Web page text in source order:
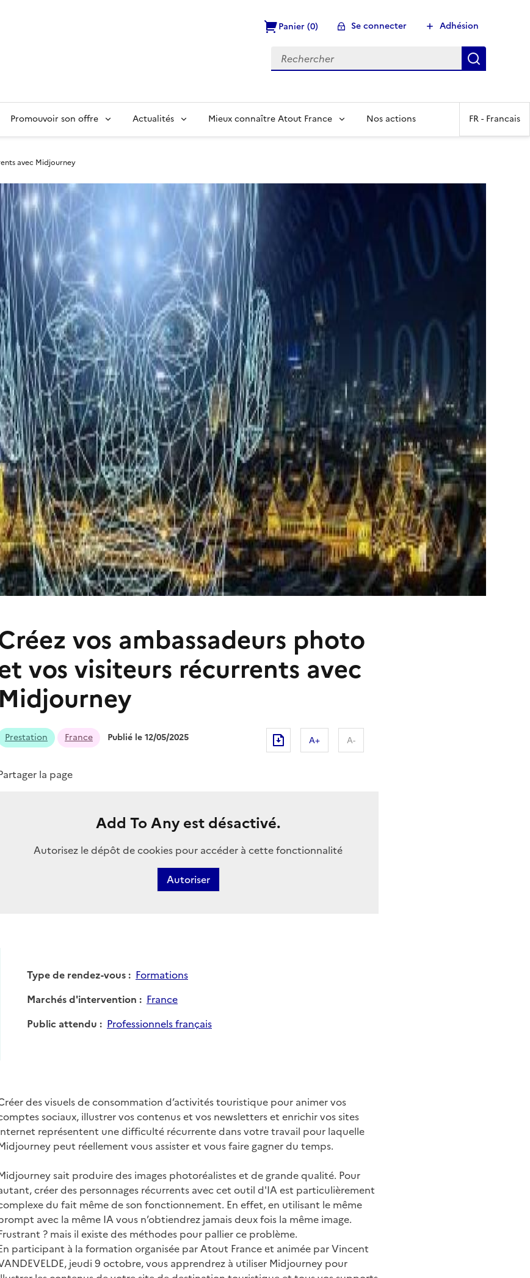
Panier (0) Se connecter Adhésion
Promouvoir son offre Actualités Mieux connaître Atout France Nos actions FR - Francais
avec Midjourney
vos ambassadeurs photo
vos visiteurs récurrents avec
Midjourney
Prestation France Publié le 12/05/2025 A+ A-
la page
Add To Any est désactivé.
Autorisez le dépôt de cookies pour accéder à cette fonctionnalité
Autoriser
Type de rendez-vous
Formations
Marchés d'intervention
France
Public attendu
Professionnels français
des visuels de consommation d’activités touristique pour animer vos
sociaux, illustrer vos contenus et vos newsletters et enrichir vos sites
représentent une difficulté récurrente dans votre travail pour laquelle
peut réellement vous assister et vous faire gagner du temps.
sait produire des images photoréalistes et de grande qualité. Pour
créer des personnages récurrents avec cet outil d'IA est particulièrement
du fait même de son fonctionnement. En effet, en utilisant le même
avec la même IA vous n’obtiendrez jamais deux fois la même image.
? mais il existe des méthodes pour pallier ce problème.
participant à la formation organisée par Atout France et animée par Vincent
jeudi 9 octobre, vous apprendrez à utiliser Midjourney pour